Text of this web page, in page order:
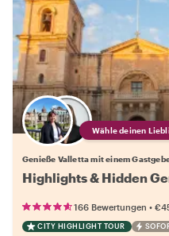
Wähle deinen
Genieße Valletta mit einem
Highlights & Hidden
166 Bewertungen •
CITY HIGHLIGHT TOUR